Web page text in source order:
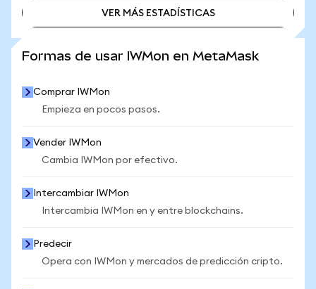
VER MÁS ESTADÍSTICAS
Formas de usar IWMon en MetaMask
Comprar IWMon
Empieza en pocos pasos.
Vender IWMon
Cambia IWMon por efectivo.
Intercambiar IWMon
Intercambia IWMon en y entre blockchains.
Predecir
Opera con IWMon y mercados de predicción cripto.